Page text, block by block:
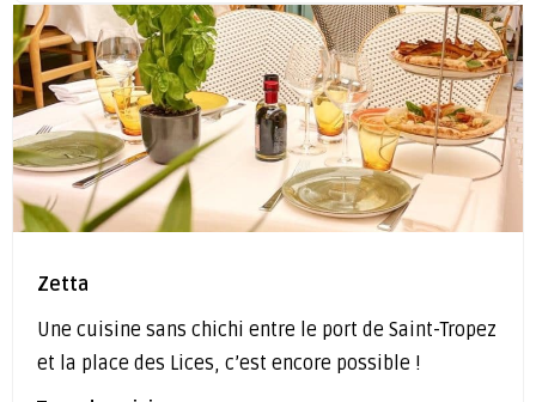
Zetta
Une cuisine sans chichi entre le port de Saint-Tropez
et la place des Lices, c’est encore possible !